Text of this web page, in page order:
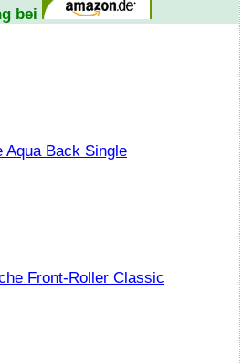
bei
Aqua Back Single
Front-Roller Classic